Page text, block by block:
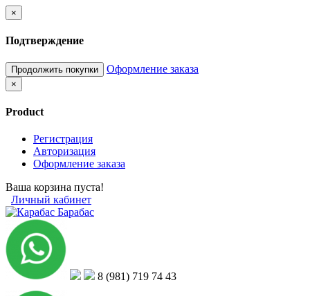
×
Подтверждение
Продолжить покупки Оформление заказа
×
Product
Регистрация
Авторизация
Оформление заказа
Ваша корзина пуста!
Личный кабинет
8 (981) 719 74 43